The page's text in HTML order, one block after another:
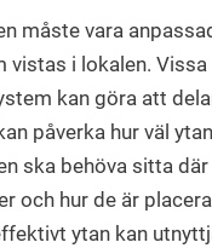
måste vara
vistas i lokalen. Vissa
kan göra att
påverka hur väl
ska behöva sitta
och hur de är
ytan kan